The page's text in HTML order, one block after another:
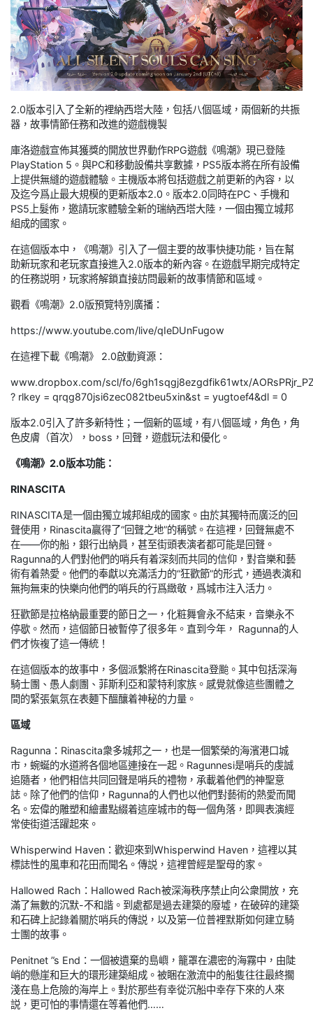
2.0版本引入了全新的裡納西塔大陸，包括八個區域，兩個新的共振
器，故事情節任務和改進的遊戲機製
庫洛遊戲宣佈其獲獎的開放世界動作RPG遊戲《鳴潮》現已登陸
PlayStation 5。與PC和移動設備共享數據，PS5版本將在所有設備
上提供無縫的遊戲體驗。主機版本將包括遊戲之前更新的內容，以
及迄今爲止最大規模的更新版本2.0。版本2.0同時在PC、手機和
PS5上髮佈，邀請玩家體驗全新的瑞納西塔大陸，一個由獨立城邦
組成的國家。
在這個版本中，《鳴潮》引入了一個主要的故事快捷功能，旨在幫
助新玩家和老玩家直接進入2.0版本的新內容。在遊戲早期完成特定
的任務説明，玩家將解鎖直接訪問最新的故事情節和區域。
觀看《鳴潮》2.0版預覽特別廣播：
https://www.youtube.com/live/qIeDUnFugow
在這裡下載《鳴潮》 2.0啟動資源：
www.dropbox.com/scl/fo/6gh1sqgj8ezgdfik61wtx/
? rlkey = qrqg870jsi6zec082tbeu5xin&st = yugtoef4&dl = 0
版本2.0引入了許多新特性；一個新的區域，有八個區域，角色，角
色皮膚（首次），boss，回聲，遊戲玩法和優化。
《鳴潮》2.0版本功能：
RINASCITA
RINASCITA是一個由獨立城邦組成的國家。由於其獨特而廣泛的回
聲使用，Rinascita贏得了“回聲之地”的稱號。在這裡，回聲無處不
在——你的船，銀行出納員，甚至街頭表演者都可能是回聲。
Ragunna的人們對他們的哨兵有着深刻而共同的信仰，對音樂和藝
術有着熱愛。他們的奉獻以充滿活力的“狂歡節”的形式，通過表演和
無拘無束的快樂向他們的哨兵的行爲緻敬，爲城市注入活力。
狂歡節是拉格納最重要的節日之一，化粧舞會永不結束，音樂永不
停歇。然而，這個節日被暫停了很多年。直到今年， Ragunna的人
們才恢複了這一傳統！
在這個版本的故事中，多個派繫將在Rinascita登颱。其中包括深海
騎士團、愚人劇團、菲斯利亞和蒙特利家族。感覺就像這些團體之
間的緊張氣氛在表麵下醞釀着神秘的力量。
區域
Ragunna：Rinascita衆多城邦之一，也是一個繁榮的海濱港口城
市，蜿蜒的水道將各個地區連接在一起。Ragunnesi是哨兵的虔誠
追隨者，他們相信共同回聲是哨兵的禮物，承載着他們的神聖意
誌。除了他們的信仰，Ragunna的人們也以他們對藝術的熱愛而聞
名。宏偉的雕塑和繪畫點綴着這座城市的每一個角落，即興表演經
常使街道活躍起來。
Whisperwind Haven：歡迎來到Whisperwind Haven，這裡以其
標誌性的風車和花田而聞名。傳説，這裡曾經是聖母的家。
Hallowed Rach：Hallowed Rach被深海秩序禁止向公衆開放，充
滿了無數的沉默-不和諧。到處都是過去建築的廢墟，在破碎的建築
和石碑上記錄着關於哨兵的傳説，以及第一位普裡默斯如何建立騎
士團的故事。
Penitnet ”s End：一個被遺棄的島嶼，籠罩在濃密的海霧中，由陡
峭的懸崖和巨大的環形建築組成。被睏在激流中的船隻往往最終擱
淺在島上危險的海岸上。對於那些有幸從沉船中幸存下來的人來
説，更可怕的事情還在等着他們……